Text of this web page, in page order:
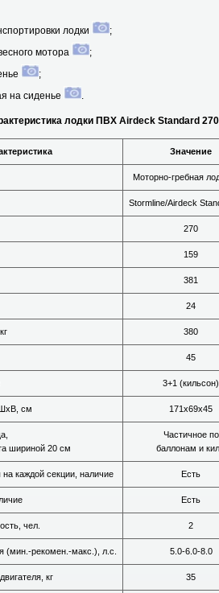
лодки
;
мотора
;
;
на сиденье
.
лодки ПВХ Airdeck Standard
Значение
Моторно-гребная
Stormline/Airdeck
270
159
381
24
380
45
3+1 (кильсон)
см 171х69х45
шириной 20 см
Частичное по
баллонам и
каждой секции, наличие Есть
Есть
чел. 2
(мин.-рекомен.-макс.), л.с. 5.0-6.0-8.0
кг 35